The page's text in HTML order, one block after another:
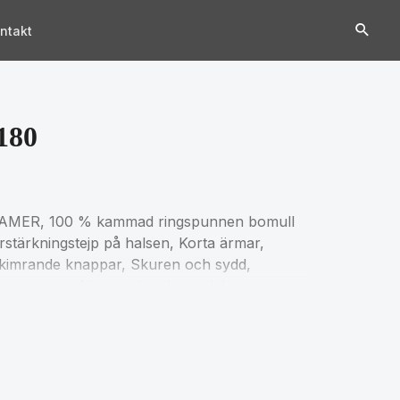
100 % kammad ringspunnen bomull
på halsen, Korta ärmar,
knappar, Skuren och sydd,